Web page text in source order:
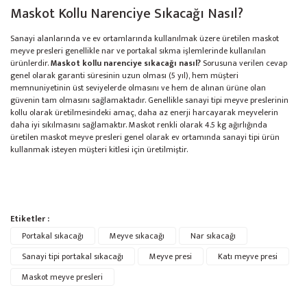
Maskot Kollu Narenciye Sıkacağı Nasıl?
Sanayi alanlarında ve ev ortamlarında kullanılmak üzere üretilen maskot
meyve presleri genellikle nar ve portakal sıkma işlemlerinde kullanılan
ürünlerdir.Maskot kollu narenciye sıkacağı nasıl? Sorusuna verilen cevap
genel olarak garanti süresinin uzun olması (5 yıl), hem müşteri
memnuniyetinin üst seviyelerde olmasını ve hem de alınan ürüne olan
güvenin tam olmasını sağlamaktadır. Genellikle sanayi tipi meyve preslerinin
kollu olarak üretilmesindeki amaç, daha az enerji harcayarak meyvelerin
daha iyi sıkılmasını sağlamaktır. Maskot renkli olarak 4.5 kg ağırlığında
üretilen maskot meyve presleri genel olarak ev ortamında sanayi tipi ürün
kullanmak isteyen müşteri kitlesi için üretilmiştir.
Kıbrıstan Teşekkürler
Ürün hakkında henüz soru sorulmamış.
Bu ürünün fiyat bilgisi, resim, ürün açıklamalarında ve diğer konularda
yetersiz gördüğünüz noktaları öneri formunu kullanarak tarafımıza
iletebilirsiniz.
Görüş ve önerileriniz için teşekkür ederiz.
Etiketler :
Portakal sıkacağı
Meyve sıkacağı
Nar sıkacağı
Sanayi tipi portakal sıkacağı
Meyve presi
Katı meyve presi
Maskot meyve presleri